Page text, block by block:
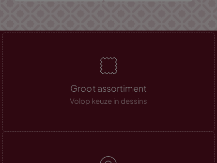
Groot assortiment
Volop keuze in dessins